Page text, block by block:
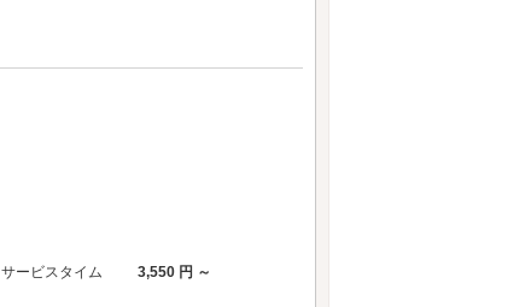
サービスタイム
3,550 円 ～